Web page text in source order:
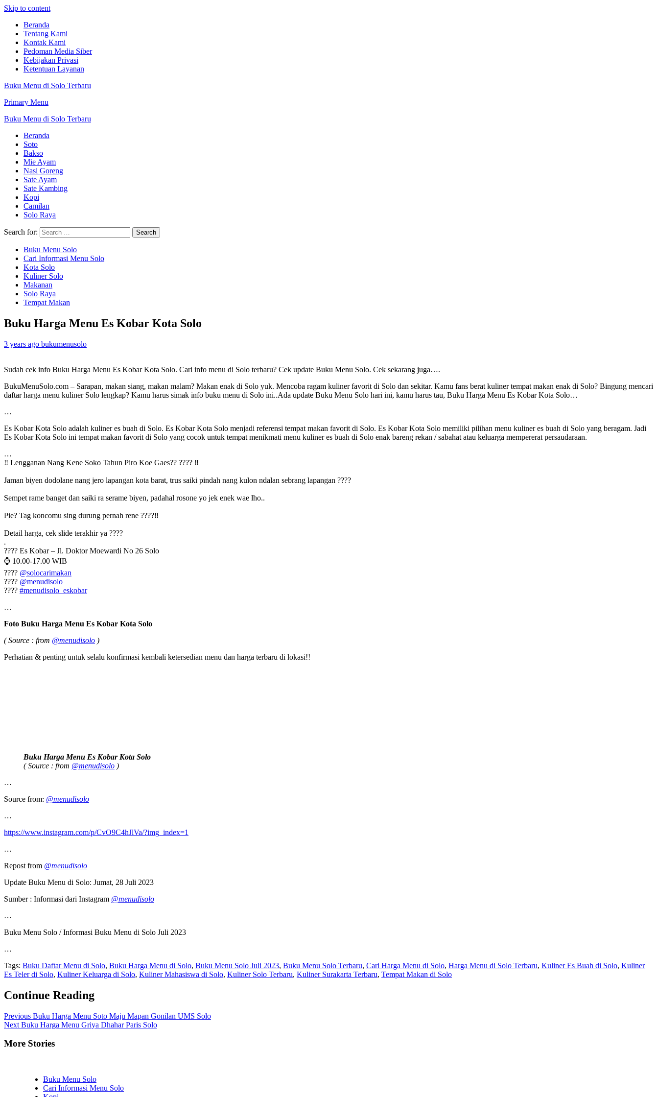
Skip to content
Beranda
Tentang Kami
Kontak Kami
Pedoman Media Siber
Kebijakan Privasi
Ketentuan Layanan
Buku Menu di Solo Terbaru
Primary Menu
Buku Menu di Solo Terbaru
Beranda
Soto
Bakso
Mie Ayam
Nasi Goreng
Sate Ayam
Sate Kambing
Kopi
Camilan
Solo Raya
Search for:
Buku Menu Solo
Cari Informasi Menu Solo
Kota Solo
Kuliner Solo
Makanan
Solo Raya
Tempat Makan
Buku Harga Menu Es Kobar Kota Solo
3 years ago bukumenusolo
Sudah cek info Buku Harga Menu Es Kobar Kota Solo. Cari info menu di Solo terbaru? Cek update Buku Menu Solo. Cek sekarang juga….
BukuMenuSolo.com – Sarapan, makan siang, makan malam? Makan enak di Solo yuk. Mencoba ragam kuliner favorit di Solo dan sekitar. Kamu fans berat kuliner tempat makan enak di Solo? Bingung mencari
daftar harga menu kuliner Solo lengkap? Kamu harus simak info buku menu di Solo ini..Ada update Buku Menu Solo hari ini, kamu harus tau, Buku Harga Menu Es Kobar Kota Solo…
…
Es Kobar Kota Solo adalah kuliner es buah di Solo. Es Kobar Kota Solo menjadi referensi tempat makan favorit di Solo. Es Kobar Kota Solo memiliki pilihan menu kuliner es buah di Solo yang beragam. Jadi
Es Kobar Kota Solo ini tempat makan favorit di Solo yang cocok untuk tempat menikmati menu kuliner es buah di Solo enak bareng rekan / sabahat atau keluarga mempererat persaudaraan.
…
‼️ Lengganan Nang Kene Soko Tahun Piro Koe Gaes?? ???? ‼️
Jaman biyen dodolane nang jero lapangan kota barat, trus saiki pindah nang kulon ndalan sebrang lapangan ????
Sempet rame banget dan saiki ra serame biyen, padahal rosone yo jek enek wae lho..
Pie? Tag koncomu sing durung pernah rene ????‼️
Detail harga, cek slide terakhir ya ????
.
???? Es Kobar – Jl. Doktor Moewardi No 26 Solo
⌚ 10.00-17.00 WIB
???? @solocarimakan
???? @menudisolo
???? #menudisolo_eskobar
…
Foto Buku Harga Menu Es Kobar Kota Solo
( Source : from @menudisolo )
Perhatian & penting untuk selalu konfirmasi kembali ketersedian menu dan harga terbaru di lokasi!!
Buku Harga Menu Es Kobar Kota Solo
( Source : from @menudisolo )
…
Source from: @menudisolo
…
https://www.instagram.com/p/CvO9C4hJlVa/?img_index=1
…
Repost from @menudisolo
Update Buku Menu di Solo: Jumat, 28 Juli 2023
Sumber : Informasi dari Instagram @menudisolo
…
Buku Menu Solo / Informasi Buku Menu di Solo Juli 2023
…
Tags: Buku Daftar Menu di Solo, Buku Harga Menu di Solo, Buku Menu Solo Juli 2023, Buku Menu Solo Terbaru, Cari Harga Menu di Solo, Harga Menu di Solo Terbaru, Kuliner Es Buah di Solo, Kuliner
Es Teler di Solo, Kuliner Keluarga di Solo, Kuliner Mahasiswa di Solo, Kuliner Solo Terbaru, Kuliner Surakarta Terbaru, Tempat Makan di Solo
Continue Reading
Previous Buku Harga Menu Soto Maju Mapan Gonilan UMS Solo
Next Buku Harga Menu Griya Dhahar Paris Solo
More Stories
Buku Menu Solo
Cari Informasi Menu Solo